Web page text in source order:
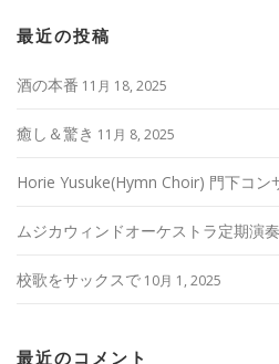
最近の投稿
酒の本番 11月 18, 2025
癒し＆驚き 11月 8, 2025
Horie Yusuke(Hymn Choir) 門下コン
ムジカウィンドオーケストラ定期演
校歌をサックスで 10月 1, 2025
最近のコメント